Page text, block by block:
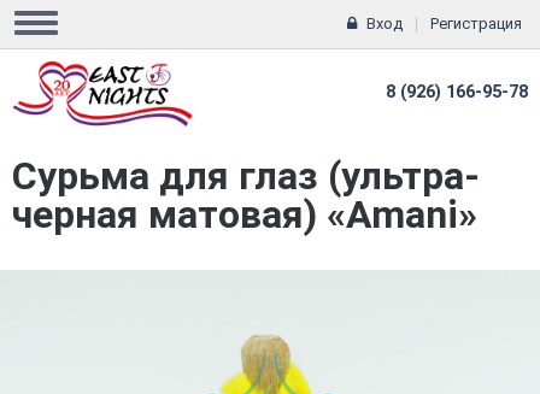
Вход Регистрация
8 (926) 166-95-78
Сурьма для глаз (ультра-
черная матовая) «Amani»